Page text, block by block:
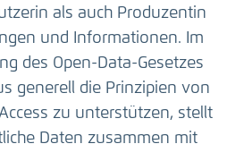
als auch Produzentin
und Informationen. Im
des Open-Data-Gesetzes
generell die Prinzipien von
zu unterstützen, stellt
Daten zusammen mit